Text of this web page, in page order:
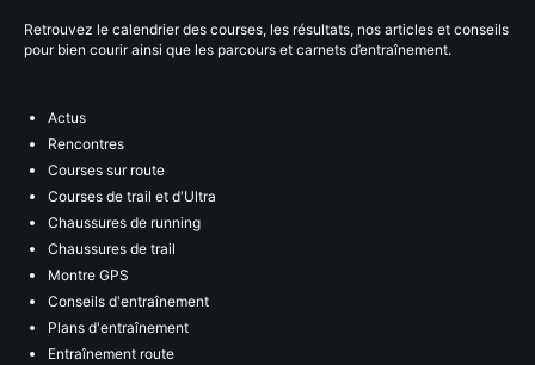
Retrouvez le calendrier des courses, les résultats, nos articles et conseils
pour bien courir ainsi que les parcours et carnets d’entraînement.
Actus
Rencontres
Courses sur route
Courses de trail et d'Ultra
Chaussures de running
Chaussures de trail
Montre GPS
Conseils d'entraînement
Plans d'entraînement
Entraînement route